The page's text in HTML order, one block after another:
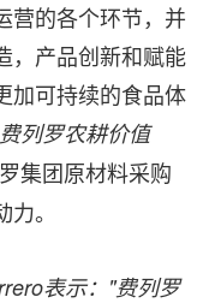
营的各个环节，并
，产品创新和赋能
加可持续的食品体
费列罗农耕价值
集团原材料采购
。
表示："费列罗